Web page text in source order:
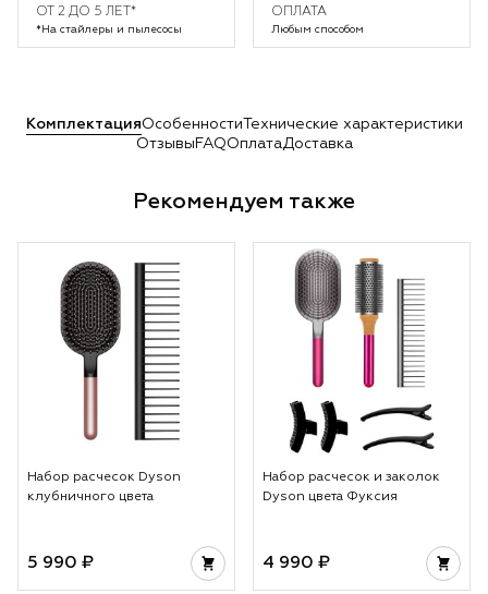
ОТ 2 ДО 5 ЛЕТ*
*На стайлеры и пылесосы
ОПЛАТА
Любым способом
КомплектацияОсобенности Технические характеристики
Отзывы FAQОплатаДоставка
Рекомендуем также
Набор расчесок Dyson
клубничного цвета
5 990 ₽
Набор расчесок и заколок
Dyson цвета Фуксия
4 990 ₽